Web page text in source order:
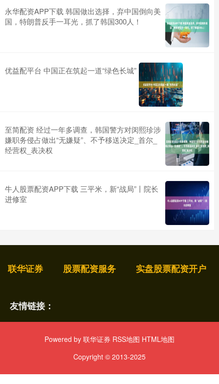
永华配资APP下载 韩国做出选择，弃中国倒向美
国，特朗普反手一耳光，抓了韩国300人！
优益配平台 中国正在筑起一道“绿色长城”
至简配资 经过一年多调查，韩国警方对闵熙珍涉
嫌职务侵占做出“无嫌疑”、不予移送决定_首尔_
经营权_表决权
牛人股票配资APP下载 三平米，新“战局”丨院长
进修室
联华证券 股票配资服务 实盘股票配资开户
友情链接：
Powered by 联华证券 RSS地图 HTML地图
Copyright © 2013-2025